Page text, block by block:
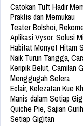
Catokan Tuft Hadir
Praktis dan Memukau
Teater Bolshoi,
Aplikasi Vysor, Solusi
Habitat Monyet Hitam
Naik Turun Tangga,
Keripik Belut, Camilan
Menggugah Selera
Eclair, Kelezatan Kue
Manis dalam Setiap
Quiche Pie, Sajian
Setiap Gigitan